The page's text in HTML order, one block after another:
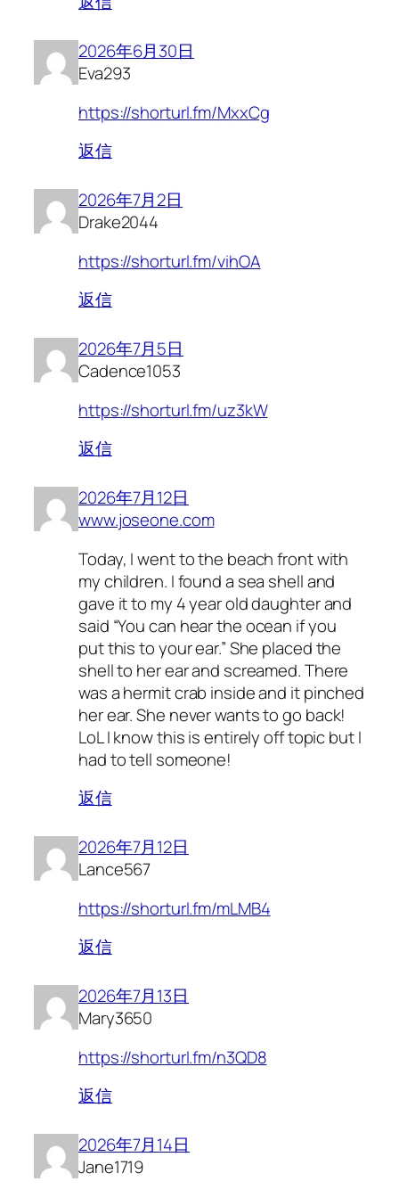
2026年6月30日
Eva293
https://shorturl.fm/MxxCg
返信
2026年7月2日
Drake2044
https://shorturl.fm/vihOA
返信
2026年7月5日
Cadence1053
https://shorturl.fm/uz3kW
返信
2026年7月12日
www.joseone.com
Today, I went to the beach front with
my children. I found a sea shell and
gave it to my 4 year old daughter and
said “You can hear the ocean if you
put this to your ear.” She placed the
shell to her ear and screamed. There
was a hermit crab inside and it pinched
her ear. She never wants to go back!
LoL I know this is entirely off topic but I
had to tell someone!
返信
2026年7月12日
Lance567
https://shorturl.fm/mLMB4
返信
2026年7月13日
Mary3650
https://shorturl.fm/n3QD8
返信
2026年7月14日
Jane1719